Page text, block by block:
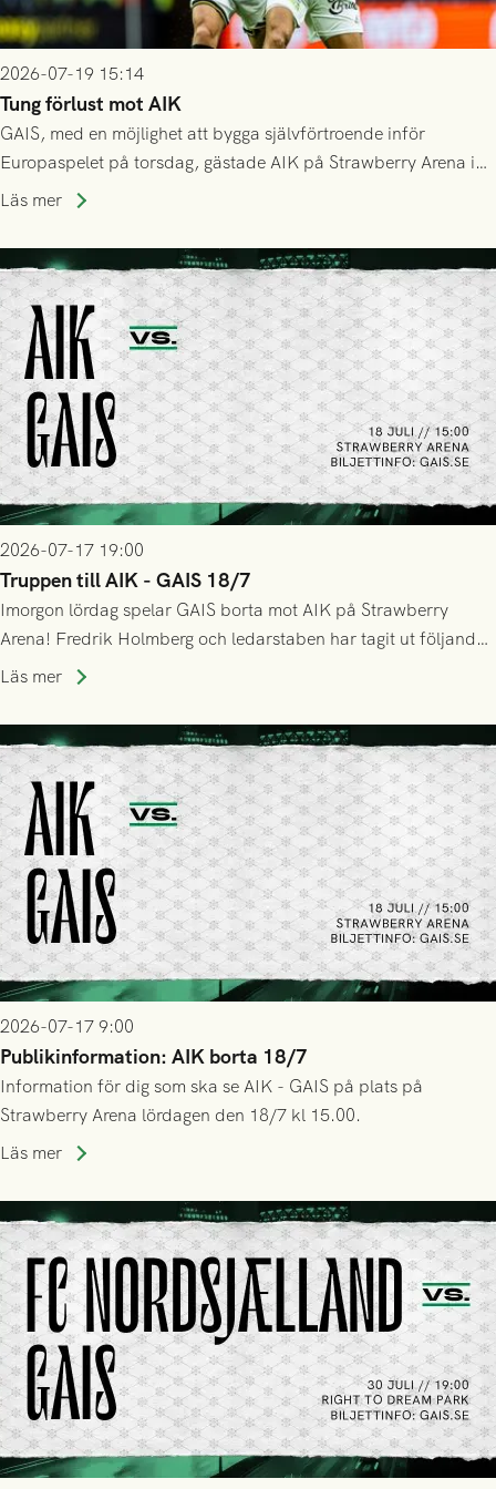
2026-07-19 15:14
Tung förlust mot AIK
GAIS, med en möjlighet att bygga självförtroende inför
Europaspelet på torsdag, gästade AIK på Strawberry Arena i
Stockholm . Men trots konstant hotande i första halvlek av
lyckades få in 2-0.
Läs mer
2026-07-17 19:00
Truppen till AIK - GAIS 18/7
Imorgon lördag spelar GAIS borta mot AIK på Strawberry
Arena! Fredrik Holmberg och ledarstaben har tagit ut följande
trupp till matchen:
Läs mer
2026-07-17 9:00
Publikinformation: AIK borta 18/7
Information för dig som ska se AIK - GAIS på plats på
Strawberry Arena lördagen den 18/7 kl 15.00.
Läs mer